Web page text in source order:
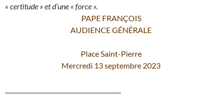
« certitude » et d’une « force ».
PAPE FRANÇOIS
AUDIENCE GÉNÉRALE
Place Saint-Pierre
Mercredi 13 septembre 2023